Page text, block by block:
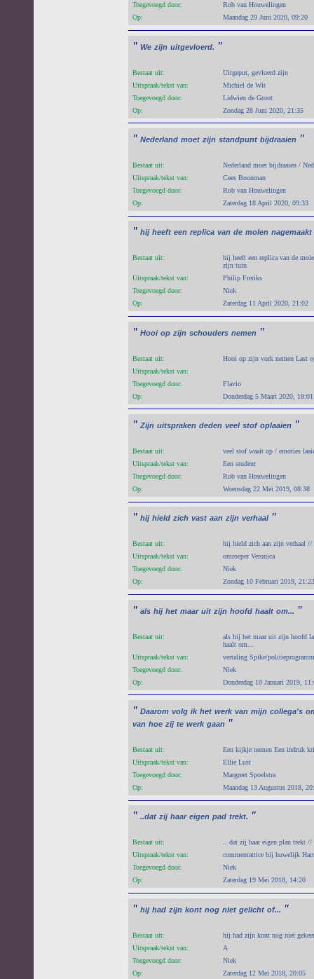
Toegevoegd door:
Rob van Houwelingen
Op:
Maandag 29 Juni 2020, 09:20
" We zijn uitgevloerd. "
Bestaat uit:
Uitgeput, gevloerd zijn
Uitspraak/tekst van:
Michiel de Wit
Toegevoegd door:
Lidwien de Groot
Op:
Zondag 28 Juni 2020, 21:35
" Nederland moet zijn standpunt bijdraaien "
Bestaat uit:
Nederland moet bijdraaien /
Uitspraak/tekst van:
Cees Boonman
Toegevoegd door:
Rob van Houwelingen
Op:
Zaterdag 18 April 2020, 09:33
" hij heeft een replica van de molen nagemaakt
Bestaat uit:
hij heeft een replica van de
zijn tuin
Uitspraak/tekst van:
Philip Freriks
Toegevoegd door:
Niek
Op:
Zaterdag 11 April 2020, 21:02
" Hooi op zijn schouders nemen "
Bestaat uit:
Hooi op zijn vork nemen Last
Uitspraak/tekst van:
Toegevoegd door:
Flavio
Op:
Donderdag 5 Maart 2020, 18:01
" Zijn uitspraken deden veel stof oplaaien "
Bestaat uit:
veel stof waait op / emoties
Uitspraak/tekst van:
Een student
Toegevoegd door:
Rob van Houwelingen
Op:
Woensdag 22 Mei 2019, 08:38
" hij hield zich vast aan zijn verhaal "
Bestaat uit:
hij hield zich aan zijn verhaal
Uitspraak/tekst van:
omroeper Veronica
Toegevoegd door:
Niek
Op:
Zondag 10 Februari 2019, 21:23
" als hij het maar uit zijn hoofd haalt om... "
Bestaat uit:
als hij het maar uit zijn hoofd
haalt om...
Uitspraak/tekst van:
vertaling Spike/
Toegevoegd door:
Niek
Op:
Donderdag 10 Januari 2019,
" Daarom volg ik het werk van mijn collega's
van hoe zij te werk gaan "
Bestaat uit:
Een kijkje nemen Een indruk
Uitspraak/tekst van:
Ellie Lust
Toegevoegd door:
Margreet Spoelstra
Op:
Maandag 13 Augustus 2018,
" ..dat zij haar eigen pad trekt. "
Bestaat uit:
.. dat zij haar eigen plan trekt
Uitspraak/tekst van:
commentatrice bij huwelijk
Toegevoegd door:
Niek
Op:
Zaterdag 19 Mei 2018, 14:20
" hij had zijn kont nog niet gelicht of... "
Bestaat uit:
hij had zijn kont nog niet
Uitspraak/tekst van:
A
Toegevoegd door:
Niek
Op:
Zaterdag 12 Mei 2018, 20:05